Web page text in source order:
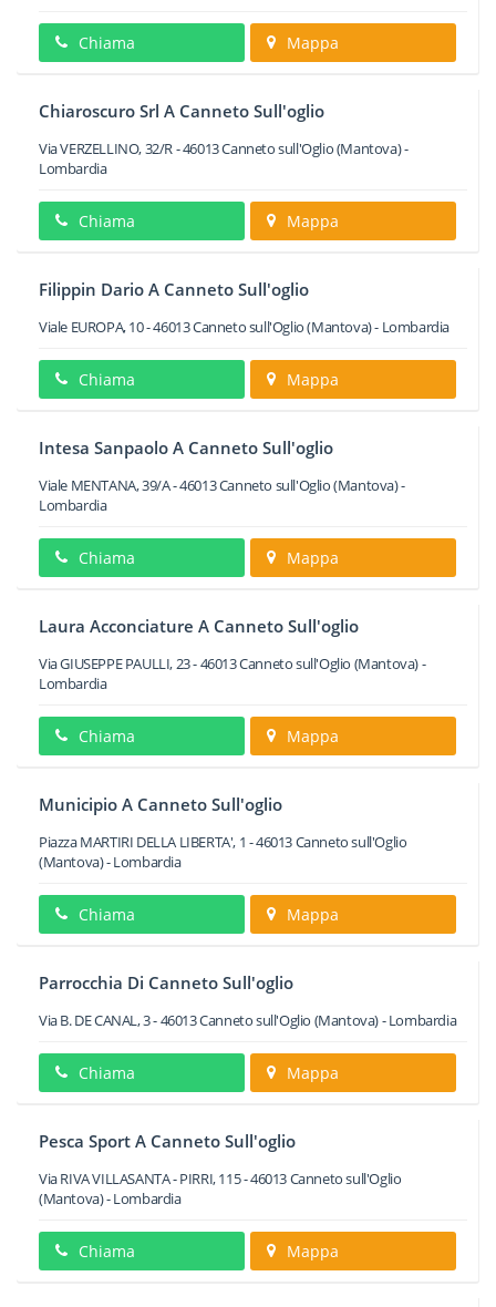
Chiama Mappa
Chiaroscuro Srl A Canneto Sull'oglio
Via VERZELLINO, 32/R-46013Canneto sull'Oglio(Mantova) -
Lombardia
Chiama Mappa
Filippin Dario A Canneto Sull'oglio
Viale EUROPA, 10-46013Canneto sull'Oglio(Mantova) - Lombardia
Chiama Mappa
Intesa Sanpaolo A Canneto Sull'oglio
Viale MENTANA, 39/A-46013Canneto sull'Oglio(Mantova) -
Lombardia
Chiama Mappa
Laura Acconciature A Canneto Sull'oglio
Via GIUSEPPE PAULLI, 23-46013Canneto sull'Oglio (Mantova) -
Lombardia
Chiama Mappa
Municipio A Canneto Sull'oglio
Piazza MARTIRI DELLA LIBERTA', 1 -46013Canneto sull'Oglio
(Mantova) -Lombardia
Chiama Mappa
Parrocchia Di Canneto Sull'oglio
Via B. DE CANAL, 3-46013Canneto sull'Oglio (Mantova) -Lombardia
Chiama Mappa
Pesca Sport A Canneto Sull'oglio
Via RIVA VILLASANTA - PIRRI, 115-46013Canneto sull'Oglio
(Mantova) -Lombardia
Chiama Mappa